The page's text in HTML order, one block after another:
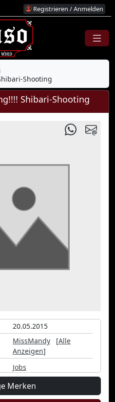
Registrieren / Anmelden
Shooting
Shibari-Shooting
20.05.2015
MissMandy [Alle
Anzeigen]
Jobs
Merken